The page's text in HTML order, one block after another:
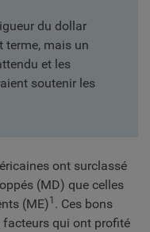
du dollar
terme, mais un
et les
soutenir les
ont surclassé
(MD) que celles
(ME)1 . Ces bons
facteurs qui ont profité